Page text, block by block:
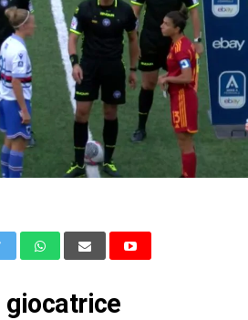
giocatrice